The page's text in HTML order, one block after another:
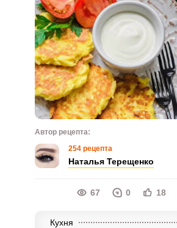
Автор рецепта:
254 рецепта
Наталья Терещенко
67 0 18
Кухня